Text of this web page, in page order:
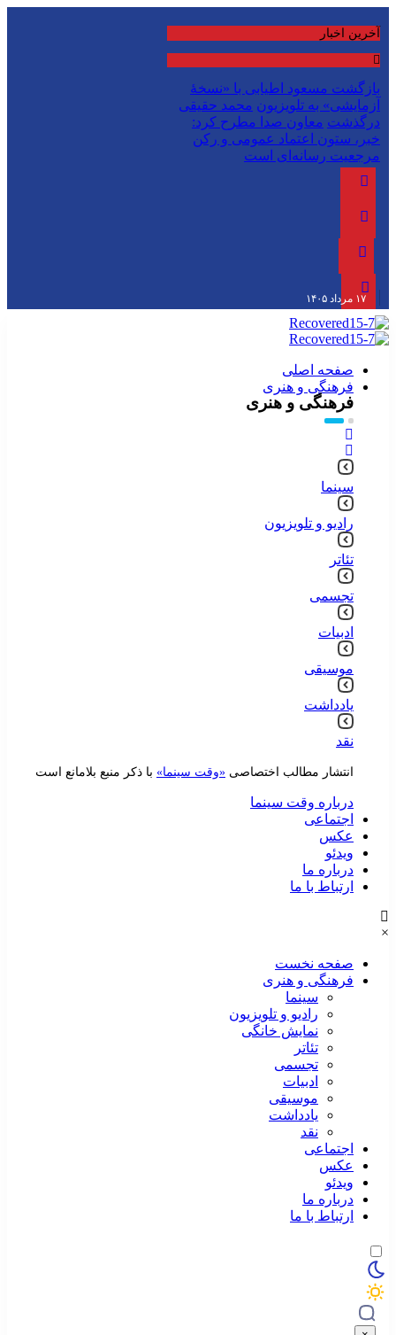
آخرین اخبار
بازگشت مسعود اطیابی با «نسخهٔ
آزمایشی» به تلویزیون محمد حقیقی
درگذشت معاون صدا مطرح کرد:
خبر، ستون اعتماد عمومی و رکن
مرجعیت رسانه‌ای است
صفحه اصلی
فرهنگی و هنری
فرهنگی و هنری
سینما
رادیو و تلویزیون
تئاتر
تجسمی
ادبیات
موسیقی
یادداشت
نقد
انتشار مطالب اختصاصی«وقت سینما»با ذکر منبع بلامانع است
درباره وقت سینما
اجتماعی
عکس
ویدئو
درباره ما
ارتباط با ما
صفحه نخست
فرهنگی و هنری
سینما
رادیو و تلویزیون
نمایش خانگی
تئاتر
تجسمی
ادبیات
موسیقی
یادداشت
نقد
اجتماعی
عکس
ویدئو
درباره ما
ارتباط با ما